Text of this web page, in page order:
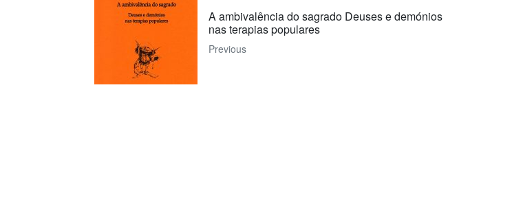
A ambivalência do sagrado Deuses e demónios
nas terapias populares
Previous